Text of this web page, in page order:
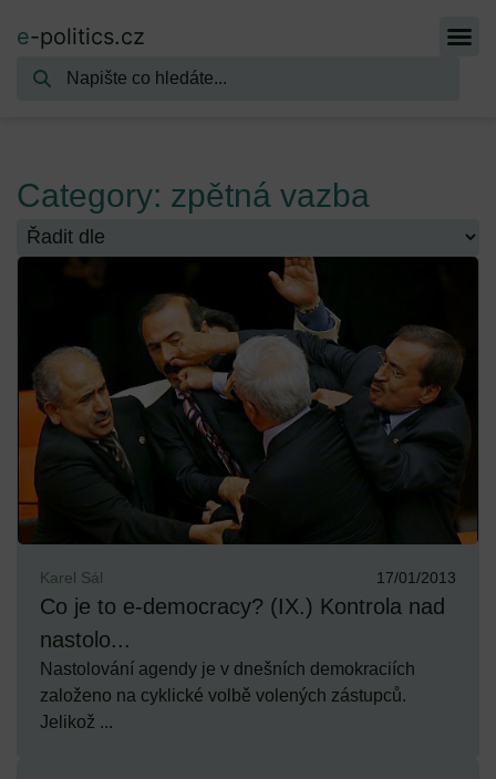
e-politics.cz
Category: zpětná vazba
Karel Sál 17/01/2013
Co je to e-democracy? (IX.) Kontrola nad
nastolo...
Nastolování agendy je v dnešních demokraciích
založeno na cyklické volbě volených zástupců.
Jelikož ...